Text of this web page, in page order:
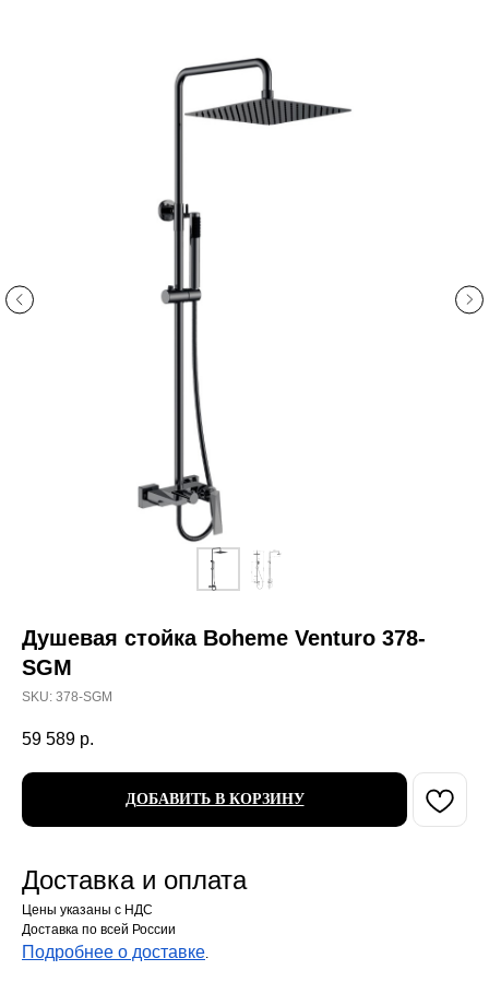
Душевая стойка Boheme Venturo 378-
SGM
SKU: 378-SGM
59 589 р.
ДОБАВИТЬ В КОРЗИНУ
Доставка и оплата
Цены указаны с НДС
Доставка по всей России
Подробнее о доставке.